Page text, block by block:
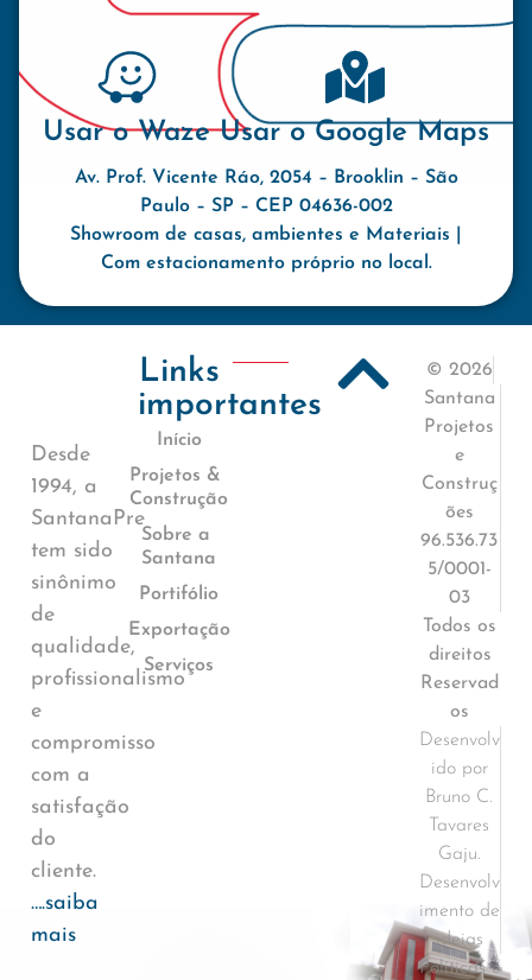
Usar o Waze Usar o Google Maps
Av. Prof. Vicente Ráo, 2054 – Brooklin – São
Paulo – SP – CEP 04636-002
Showroom de casas, ambientes e Materiais |
Com estacionamento próprio no local.
Desde
1994, a
SantanaPre
tem sido
sinônimo
de
qualidade,
profissionalismo
e
compromisso
com a
satisfação
do
cliente.
….saiba
mais
Links
importantes
Início
Projetos &
Construção
Sobre a
Santana
Portifólio
Exportação
Serviços
© 2026
Santana
Projetos
e
Construç
ões
96.536.73
5/0001-
03
Todos os
direitos
Reservad
os
Desenvolv
ido por
Bruno C.
Tavares
Gaju.
Desenvolv
imento de
ideias
Políticas e